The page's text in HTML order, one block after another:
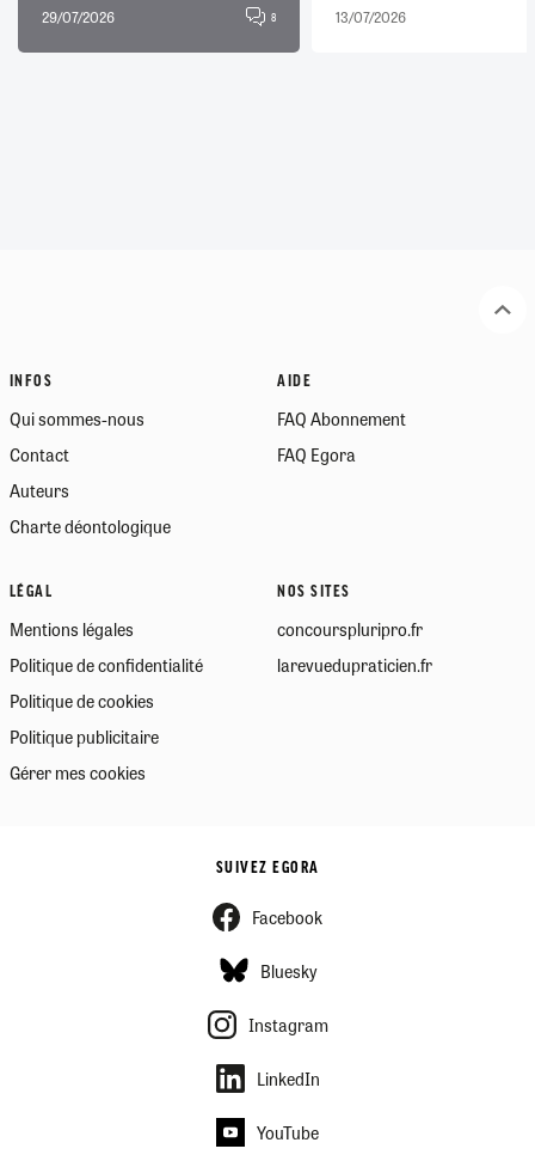
29/07/2026 8 13/07/2026
INFOS
Qui sommes-nous
Contact
Auteurs
Charte déontologique
AIDE
FAQ Abonnement
FAQ Egora
LÉGAL
Mentions légales
Politique de confidentialité
Politique de cookies
Politique publicitaire
Gérer mes cookies
NOS SITES
concourspluripro.fr
larevuedupraticien.fr
SUIVEZ EGORA
Facebook
Bluesky
Instagram
LinkedIn
YouTube